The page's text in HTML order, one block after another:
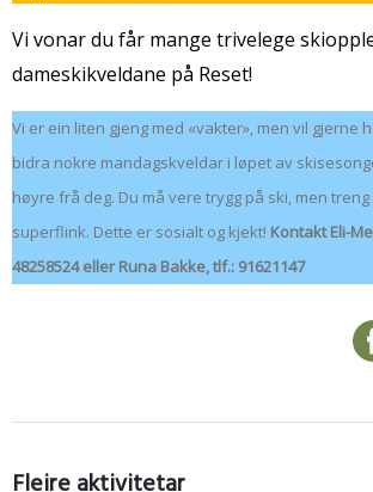
Vi vonar du får mange trivelege
dameskikveldane på Reset!
Vi er ein liten gjeng med «vakter», men vil gjerne
bidra nokre mandagskveldar i løpet av
høyre frå deg. Du må vere trygg på ski, men
superflink. Dette er sosialt og kjekt! Kontakt Eli-
48258524 eller Runa Bakke, tlf.: 91621147